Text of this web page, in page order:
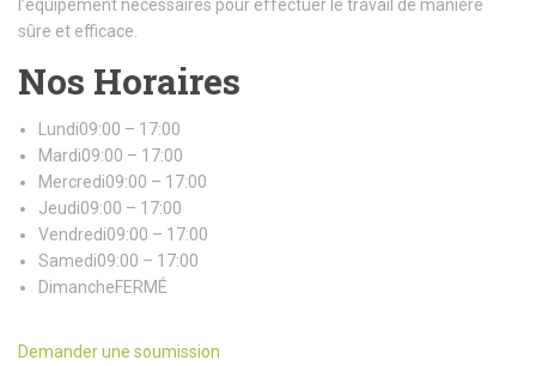
l’équipement nécessaires pour effectuer le travail de manière
sûre et efficace.
Nos Horaires
Lundi09:00 – 17:00
Mardi09:00 – 17:00
Mercredi09:00 – 17:00
Jeudi09:00 – 17:00
Vendredi09:00 – 17:00
Samedi09:00 – 17:00
DimancheFERMÉ
Demander une soumission